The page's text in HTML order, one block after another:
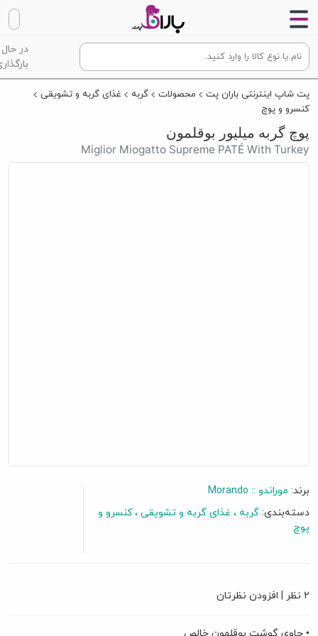
در حال
پت شاپ اینترنتی باران پت محصولات گربه
غذای گربه و تشویقی
کنسرو و پوچ
پوچ گربه میلیور بوقلمون
Miglior Miogatto Supreme PATÉ With Turkey
برند: موراندو :: Morando
دسته‌بندی: گربه غذای گربه و تشویقی
کنسرو و
پوچ
2 نظر افزودن نظرتان
• حاوی گوشت بوقلمون خالص